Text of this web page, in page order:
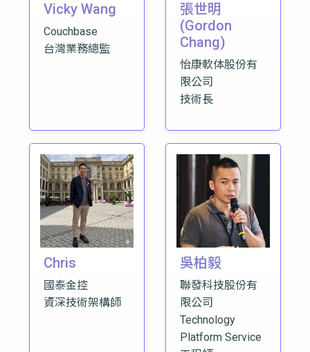
Vicky Wang
Couchbase
台灣業務總監
張世明
(Gordon
Chang)
怡康軟体股份有
限公司
技術長
Chris
國泰金控
資深技術架構師
吳柏毅
聯發科技股份有
限公司
Technology
Platform Service